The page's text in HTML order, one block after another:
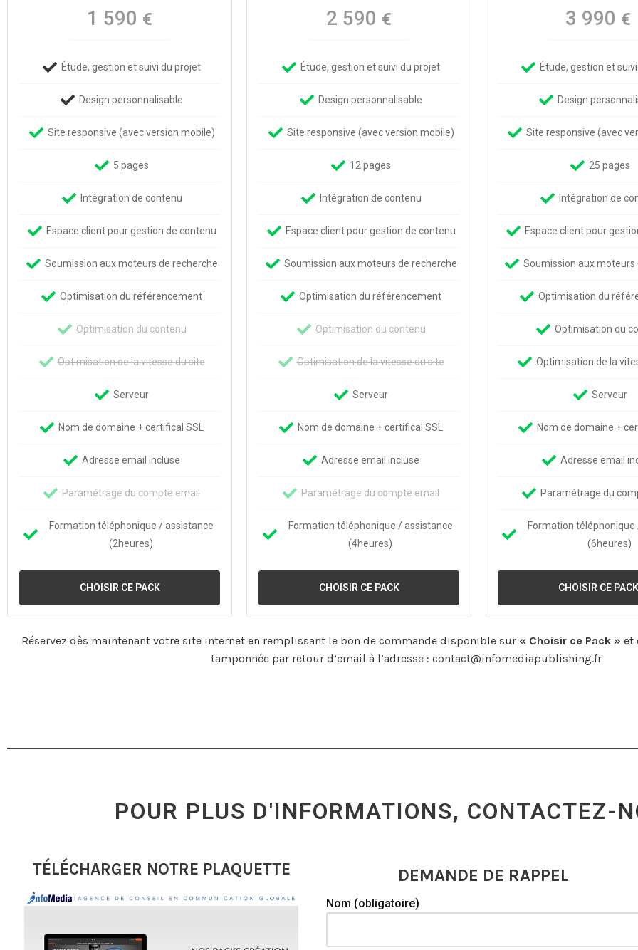
1 590 €
Étude, gestion et suivi du projet
Design personnalisable
Site responsive (avec version mobile)
5 pages
Intégration de contenu
Espace client pour gestion de contenu
Soumission aux moteurs de recherche
Optimisation du référencement
Optimisation du contenu
Optimisation de la vitesse du site
Serveur
Nom de domaine + certifical SSL
Adresse email incluse
Paramétrage du compte email
Formation téléphonique / assistance
(2heures)
CHOISIR CE PACK
2 590 €
Étude, gestion et suivi du projet
Design personnalisable
Site responsive (avec version mobile)
12 pages
Intégration de contenu
Espace client pour gestion de contenu
Soumission aux moteurs de recherche
Optimisation du référencement
Optimisation du contenu
Optimisation de la vitesse du site
Serveur
Nom de domaine + certifical SSL
Adresse email incluse
Paramétrage du compte email
Formation téléphonique / assistance
(4heures)
CHOISIR CE PACK
3 990 €
Étude, gestion et
Design
Site responsive (avec
25 pages
Intégration de
Espace client pour
Soumission aux moteurs
Optimisation du
Optimisation du
Optimisation de la
Serveur
Nom de domaine +
Adresse email
Paramétrage du
Formation
(6heures)
CHOISIR CE PACK
Réservez dès maintenant votre site internet en remplissant le bon de commande disponible sur « Choisir ce Pack » et
tamponnée par retour d’email à l’adresse : contact@infomediapublishing.fr
POUR PLUS D'INFORMATIONS, CONTACTEZ-
TÉLÉCHARGER NOTRE PLAQUETTE DEMANDE DE RAPPEL
Nom (obligatoire)